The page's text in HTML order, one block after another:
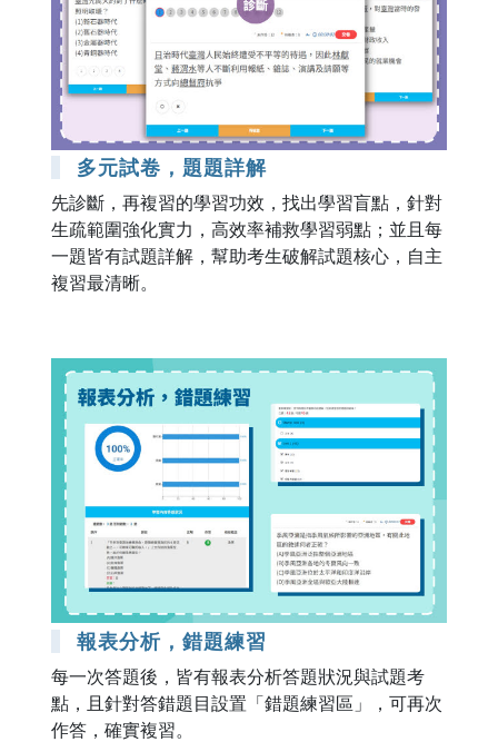
多元試卷，題題詳解
先診斷，再複習的學習功效，找出學習盲點，針對
生疏範圍強化實力，高效率補救學習弱點；並且每
一題皆有試題詳解，幫助考生破解試題核心，自主
複習最清晰。
報表分析，錯題練習
每一次答題後，皆有報表分析答題狀況與試題考
點，且針對答錯題目設置「錯題練習區」，可再次
作答，確實複習。